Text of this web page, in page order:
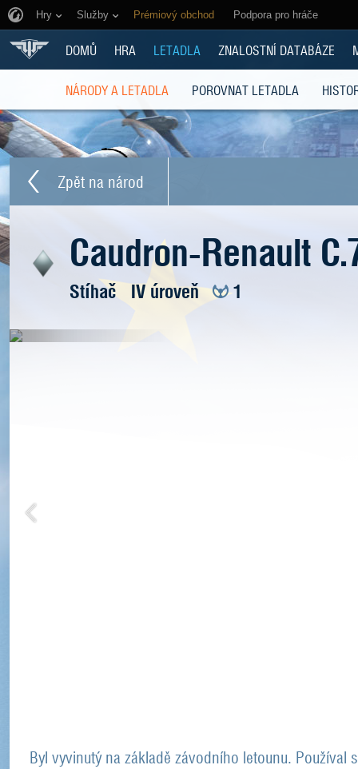
Hry Služby Prémiový obchod Podpora pro hráče
DOMŮ HRA LETADLA ZNALOSTNÍ DATABÁZE
NÁRODY A LETADLA POROVNAT LETADLA
Zpět na národ
Caudron-Renault
Stíhač IV úroveň 1
Byl vyvinutý na základě závodního letounu. Používal